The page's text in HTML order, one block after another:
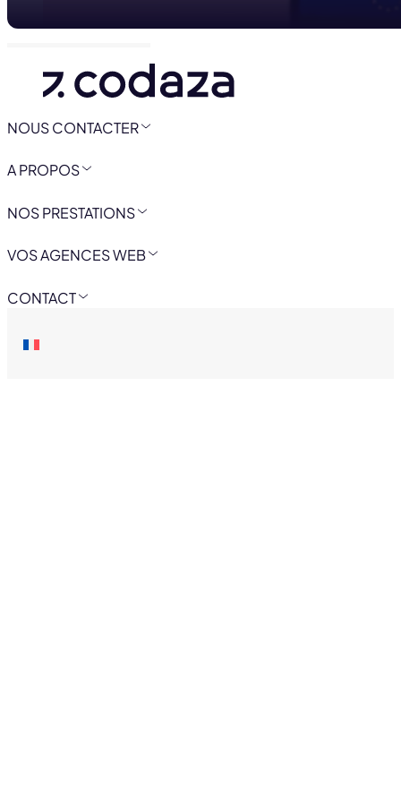
NOUS CONTACTER
A PROPOS
NOS PRESTATIONS
VOS AGENCES WEB
CONTACT